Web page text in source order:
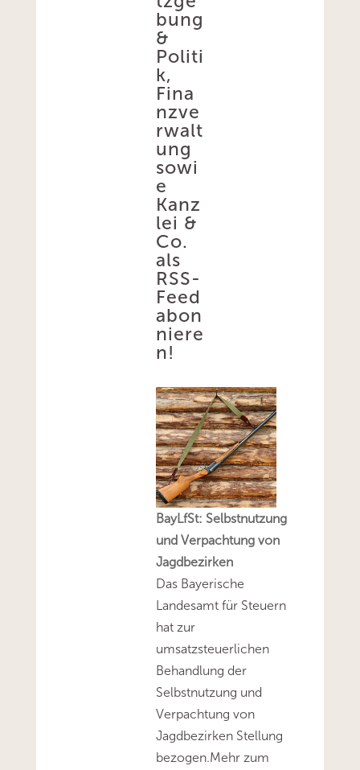
bung
&
Politi
k,
Fina
nzve
rwalt
ung
sowi
e
Kanz
lei &
Co.
als
RSS-
Feed
abon
niere
n!
BayLfSt: Selbstnutzung
und Verpachtung von
Jagdbezirken
Das Bayerische
Landesamt für Steuern
hat zur
umsatzsteuerlichen
Behandlung der
Selbstnutzung und
Verpachtung von
Jagdbezirken Stellung
bezogen.Mehr zum